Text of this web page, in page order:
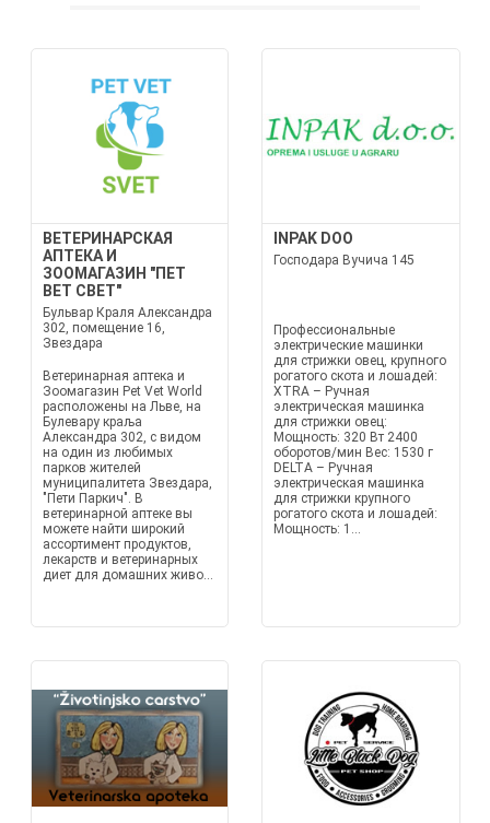
ВЕТЕРИНАРСКАЯ
АПТЕКА И
ЗООМАГАЗИН "ПЕТ
ВЕТ СВЕТ"
Бульвар Краля Александра
302, помещение 16,
Звездара
Ветеринарная аптека и
Зоомагазин Pet Vet World
расположены на Льве, на
Булевару краља
Александра 302, с видом
на один из любимых
парков жителей
муниципалитета Звездара,
"Пети Паркич". В
ветеринарной аптеке вы
можете найти широкий
ассортимент продуктов,
лекарств и ветеринарных
диет для домашних живо...
INPAK DOO
Господара Вучича 145
Профессиональные
электрические машинки
для стрижки овец, крупного
рогатого скота и лошадей:
XTRA – Ручная
электрическая машинка
для стрижки овец:
Мощность: 320 Вт 2400
оборотов/мин Вес: 1530 г
DELTA – Ручная
электрическая машинка
для стрижки крупного
рогатого скота и лошадей:
Мощность: 1...